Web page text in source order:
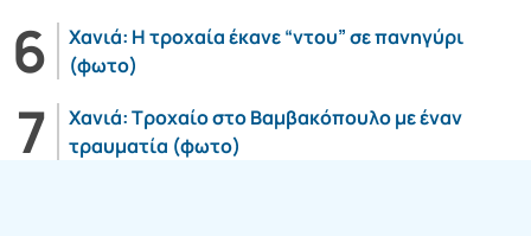
Χανιά: Η τροχαία έκανε “ντου” σε πανηγύρι
(φωτο)
Χανιά: Τροχαίο στο Βαμβακόπουλο με έναν
τραυματία (φωτο)